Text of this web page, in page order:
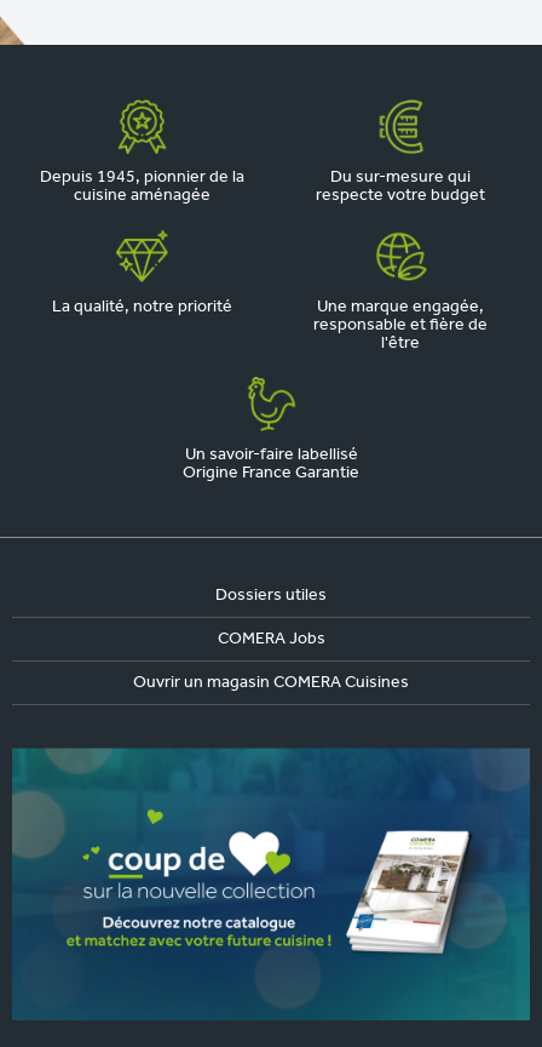
Depuis 1945, pionnier de la
cuisine aménagée
Du sur-mesure qui
respecte votre budget
La qualité, notre priorité
Une marque engagée,
responsable et fière de
l'être
Un savoir-faire labellisé
Origine France Garantie
Dossiers utiles
COMERA Jobs
Ouvrir un magasin COMERA Cuisines